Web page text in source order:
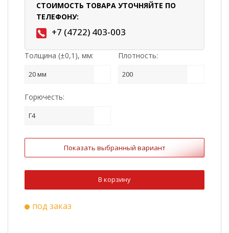
СТОИМОСТЬ ТОВАРА УТОЧНЯЙТЕ ПО
ТЕЛЕФОНУ:
+7 (4722) 403-003
Толщина (±0,1), мм:
20 мм
Плотность:
200
Горючесть:
Г4
Показать выбранный вариант
В корзину
под заказ